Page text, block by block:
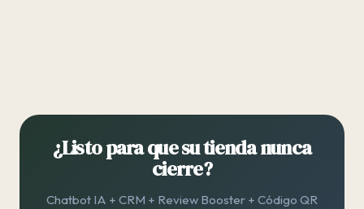
¿Listo para que su tienda nunca
cierre?
Chatbot IA + CRM + Review Booster + Código QR